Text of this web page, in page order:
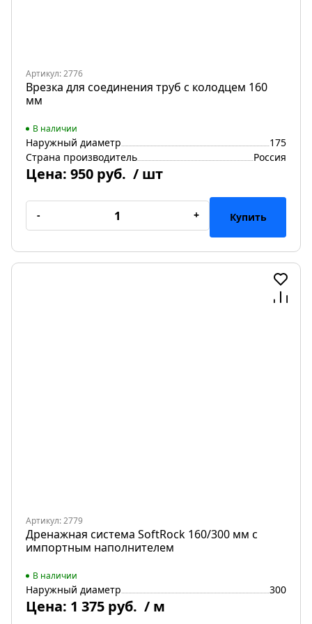
Артикул: 2776
Врезка для соединения труб с колодцем 160
мм
В наличии
Наружный диаметр
175
Страна производитель
Россия
Цена: 950 руб. / шт
- + Купить
Артикул: 2779
Дренажная система SoftRock 160/300 мм c
импортным наполнителем
В наличии
Наружный диаметр 300
Цена: 1 375 руб. / м